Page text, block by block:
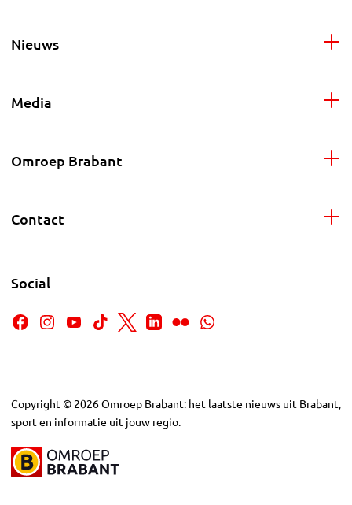
Nieuws
Media
Omroep Brabant
Contact
Social
Copyright © 2026Omroep Brabant: het laatste nieuws uit Brabant,
sport en informatie uit jouw regio.